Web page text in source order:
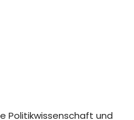
Politikwissenschaft und